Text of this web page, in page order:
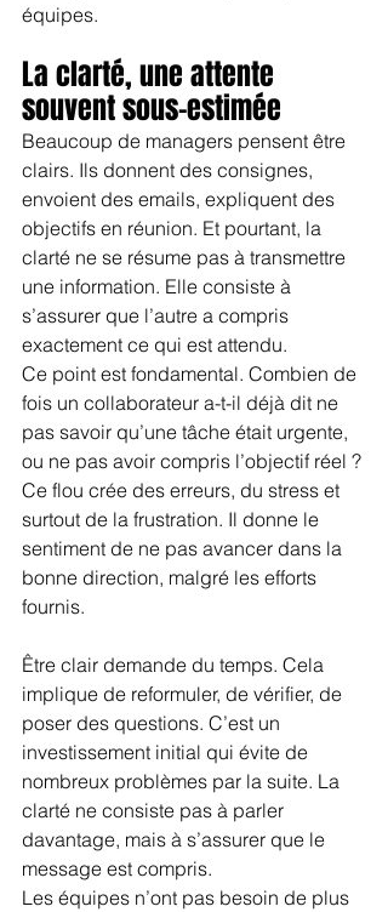
équipes.
La clarté, une attente
souvent sous-estimée
Beaucoup de managers pensent être
clairs. Ils donnent des consignes,
envoient des emails, expliquent des
objectifs en réunion. Et pourtant, la
clarté ne se résume pas à transmettre
une information. Elle consiste à
s’assurer que l’autre a compris
exactement ce qui est attendu.
Ce point est fondamental. Combien de
fois un collaborateur a-t-il déjà dit ne
pas savoir qu’une tâche était urgente,
ou ne pas avoir compris l’objectif réel ?
Ce flou crée des erreurs, du stress et
surtout de la frustration. Il donne le
sentiment de ne pas avancer dans la
bonne direction, malgré les efforts
fournis.
Être clair demande du temps. Cela
implique de reformuler, de vérifier, de
poser des questions. C’est un
investissement initial qui évite de
nombreux problèmes par la suite. La
clarté ne consiste pas à parler
davantage, mais à s’assurer que le
message est compris.
Les équipes n’ont pas besoin de plus